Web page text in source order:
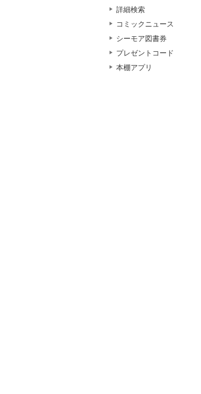
詳細検索
コミックニュース
シーモア図書券
プレゼントコード
本棚アプリ